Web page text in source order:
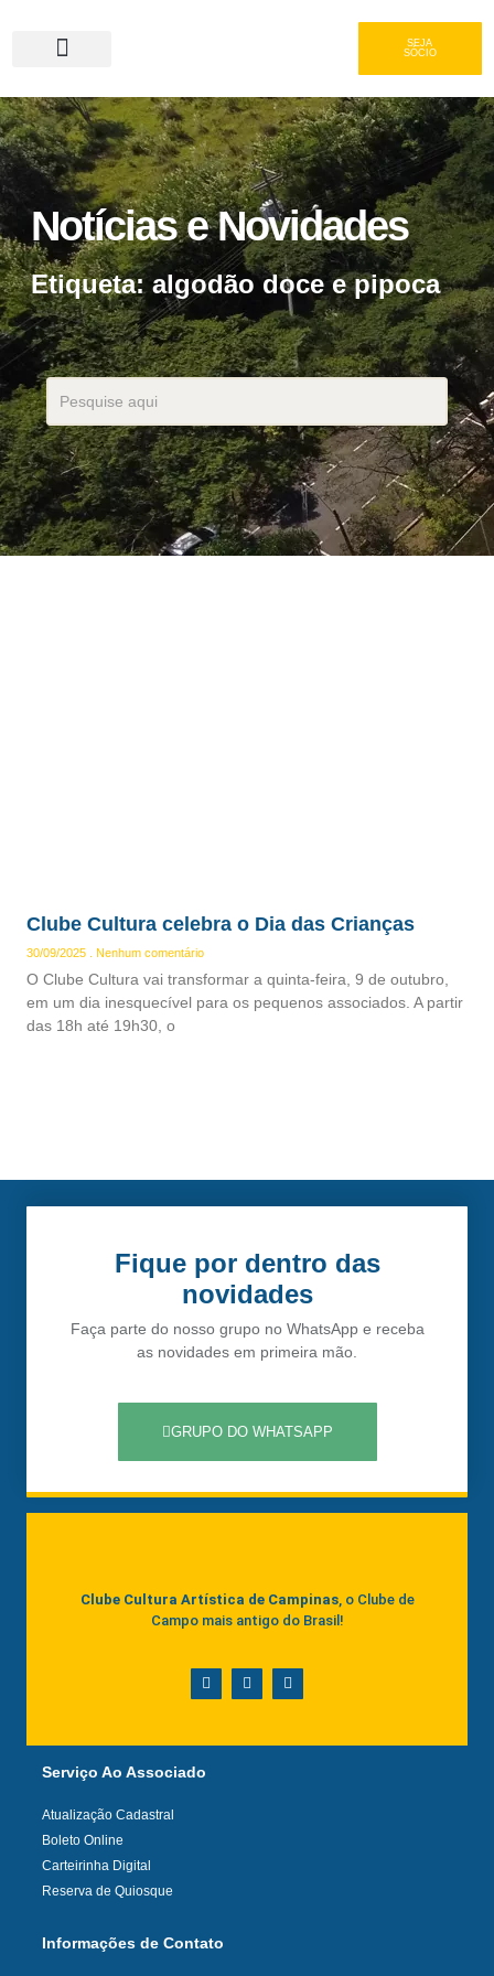
SEJA
SÓCIO
Notícias e Novidades
Etiqueta: algodão doce e pipoca
Clube Cultura celebra o Dia das Crianças
30/09/2025 Nenhum comentário
O Clube Cultura vai transformar a quinta-feira, 9 de outubro,
em um dia inesquecível para os pequenos associados. A partir
das 18h até 19h30, o
Fique por dentro das
novidades
Faça parte do nosso grupo no WhatsApp e receba
as novidades em primeira mão.
GRUPO DO WHATSAPP
Clube Cultura Artística de Campinas, o Clube de
Campo mais antigo do Brasil!
Serviço Ao Associado
Atualização Cadastral
Boleto Online
Carteirinha Digital
Reserva de Quiosque
Informações de Contato